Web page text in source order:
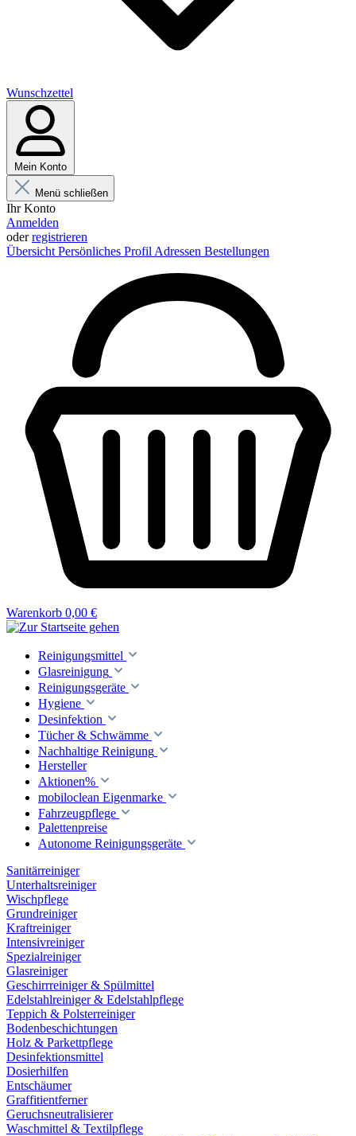
Wunschzettel
Mein Konto
Menü schließen
Ihr Konto
Anmelden
oderregistrieren
Übersicht Persönliches Profil Adressen Bestellungen
Warenkorb 0,00 €
Reinigungsmittel
Glasreinigung
Reinigungsgeräte
Hygiene
Desinfektion
Tücher & Schwämme
Nachhaltige Reinigung
Hersteller
Aktionen%
mobiloclean Eigenmarke
Fahrzeugpflege
Palettenpreise
Autonome Reinigungsgeräte
Sanitärreiniger
Unterhaltsreiniger
Wischpflege
Grundreiniger
Kraftreiniger
Intensivreiniger
Spezialreiniger
Glasreiniger
Geschirrreiniger & Spülmittel
Edelstahlreiniger & Edelstahlpflege
Teppich & Polsterreiniger
Bodenbeschichtungen
Holz & Parkettpflege
Desinfektionsmittel
Dosierhilfen
Entschäumer
Graffitientferner
Geruchsneutralisierer
Waschmittel & Textilpflege